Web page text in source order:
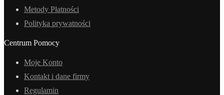
Metody Płatności
Polityka prywatności
Centrum Pomocy
Moje Konto
Kontakt i dane firmy
Regulamin